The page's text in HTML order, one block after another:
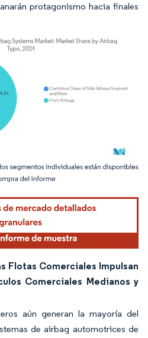
protagonismo hacia finales
requiere atribución según CC BY 4.0.
Flotas Comerciales Impulsan
Comerciales Medianos y
aún generan la mayoría del
de airbag automotrices de